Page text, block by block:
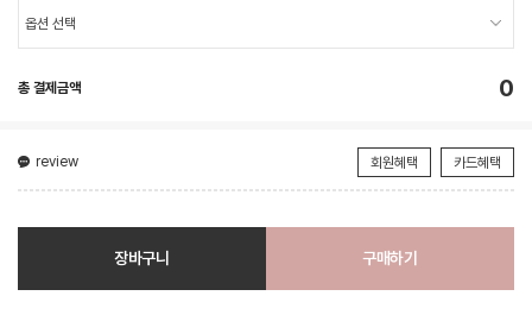
총 결제금액 0
review 회원혜택 카드혜택
장바구니 구매하기